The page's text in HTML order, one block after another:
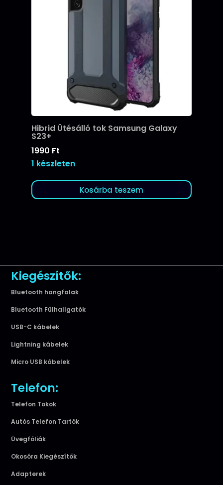
Hibrid Ütésálló tok Samsung Galaxy
S23+
1990 Ft
1 készleten
Kosárba teszem
Kiegészítők:
Bluetooth hangfalak
Bluetooth Fülhallgatók
USB-C kábelek
Lightning kábelek
Micro USB kábelek
Telefon:
Telefon Tokok
Autós Telefon Tartók
Üvegfóliák
Okosóra Kiegészítők
Adapterek